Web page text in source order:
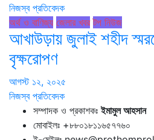
নিজস্ব প্রতিবেদক
অর্থ ও বাণিজ্য জেলার খবর টপ নিউজ
আখাউড়ায় জুলাই শহীদ
বৃক্ষরোপণ
আগস্ট ১২, ২০২৫
নিজস্ব প্রতিবেদক
সম্পাদক ও প্রকাশকঃইমামুল আহসান
মোবাইলঃ +৮৮০১৮১১৬৫৭৭৬০